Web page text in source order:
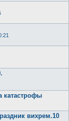
катастрофы
вихрем.10